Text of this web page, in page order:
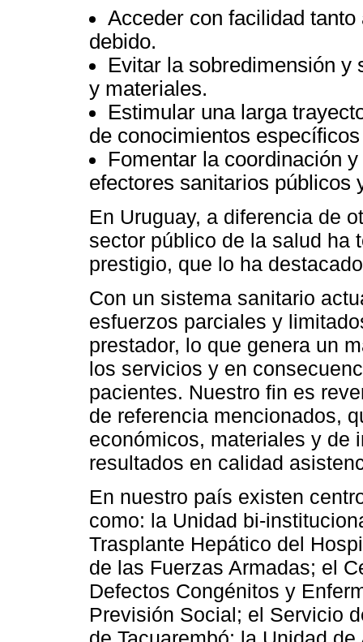
Acceder con facilidad
debido.
Evitar la sobredimensión y
y materiales.
Estimular una larga
de conocimientos
Fomentar la coordinación
efectores sanitarios públicos
En Uruguay, a diferencia de
sector público de la salud ha
prestigio, que lo ha
Con un sistema sanitario
esfuerzos parciales y
prestador, lo que genera un
los servicios y en
pacientes. Nuestro fin es
de referencia mencionados,
económicos, materiales y de
resultados en calidad
En nuestro país existen
como: la Unidad bi-
Trasplante Hepático del
de las Fuerzas Armadas; el
Defectos Congénitos y
Previsión Social; el Servicio